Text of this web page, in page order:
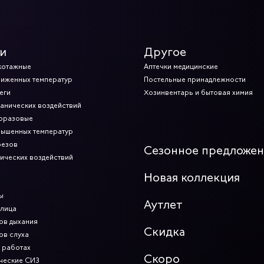
температур
воздействий
температур
воздействий
дыхания
слуха
СИЗ
Другое
Аптечки медицинские
Постельные принадлежности
Хозинвентарь и бытовая химия
Сезонное
Новая коллекция
Аутлет
Скидка
Скоро